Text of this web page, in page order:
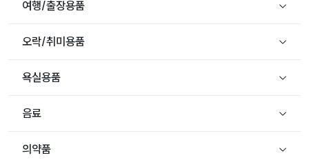
여행/출장용품
오락/취미용품
욕실용품
음료
의약품